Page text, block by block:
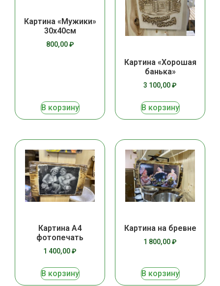
Картина «Мужики»
30х40см
800,00₽
В корзину
Картина «Хорошая
банька»
3 100,00₽
В корзину
Картина А4
фотопечать
1 400,00₽
В корзину
Картина на бревне
1 800,00₽
В корзину